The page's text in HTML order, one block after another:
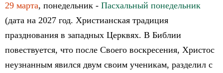
29 марта, понедельник - Пасхальный понедельник
(дата на 2027 год. Христианская традиция
празднования в западных Церквях. В Библии
повествуется, что после Своего воскресения, Христос
неузнанным явился двум своим ученикам, разделил с